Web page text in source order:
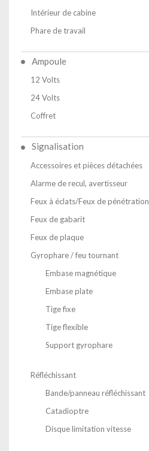
Intérieur de cabine
Phare de travail
Ampoule
12 Volts
24 Volts
Coffret
Signalisation
Accessoires et pièces détachées
Alarme de recul, avertisseur
Feux à éclats/Feux de pénétration
Feux de gabarit
Feux de plaque
Gyrophare / feu tournant
Embase magnétique
Embase plate
Tige fixe
Tige flexible
Support gyrophare
Réfléchissant
Bande/panneau réfléchissant
Catadioptre
Disque limitation vitesse